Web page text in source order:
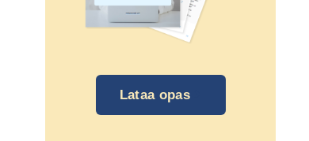
Lataa opas